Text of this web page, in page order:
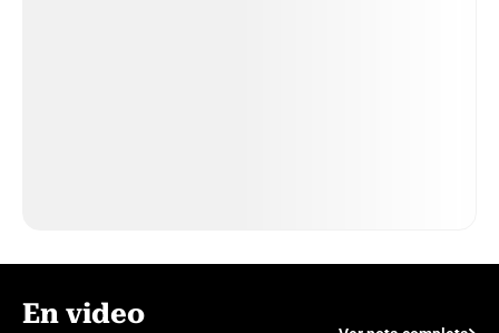
En video